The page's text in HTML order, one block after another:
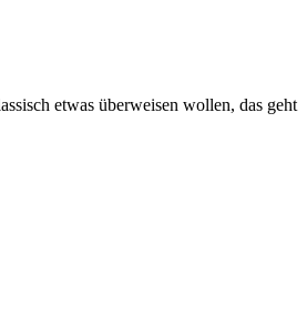
etwas überweisen wollen, das geht